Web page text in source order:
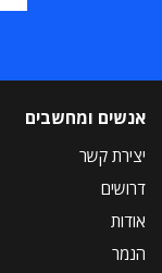
אנשים ומחשבים
יצירת קשר
דרושים
אודות
הנמר